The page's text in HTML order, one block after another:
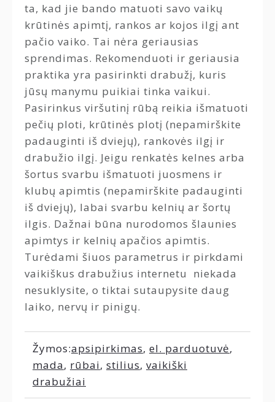
ta, kad jie bando matuoti savo vaikų
krūtinės apimtį, rankos ar kojos ilgį ant
pačio vaiko. Tai nėra geriausias
sprendimas. Rekomenduoti ir geriausia
praktika yra pasirinkti drabužį, kuris
jūsų manymu puikiai tinka vaikui.
Pasirinkus viršutinį rūbą reikia išmatuoti
pečių ploti, krūtinės plotį (nepamirškite
padauginti iš dviejų), rankovės ilgį ir
drabužio ilgį. Jeigu renkatės kelnes arba
šortus svarbu išmatuoti juosmens ir
klubų apimtis (nepamirškite padauginti
iš dviejų), labai svarbu kelnių ar šortų
ilgis. Dažnai būna nurodomos šlaunies
apimtys ir kelnių apačios apimtis.
Turėdami šiuos parametrus ir pirkdami
vaikiškus drabužius internetu niekada
nesuklysite, o tiktai sutaupysite daug
laiko, nervų ir pinigų.
Žymos:apsipirkimas, el. parduotuvė,
mada, rūbai, stilius, vaikiški
drabužiai